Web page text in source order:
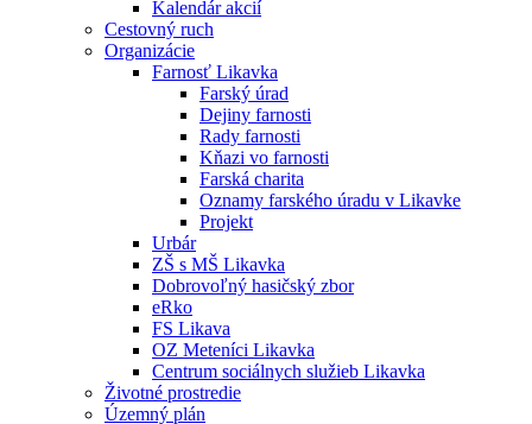
Kalendár akcií
Cestovný ruch
Organizácie
Farnosť Likavka
Farský úrad
Dejiny farnosti
Rady farnosti
Kňazi vo farnosti
Farská charita
Oznamy farského úradu v Likavke
Projekt
Urbár
ZŠ s MŠ Likavka
Dobrovoľný hasičský zbor
eRko
FS Likava
OZ Meteníci Likavka
Centrum sociálnych služieb Likavka
Životné prostredie
Územný plán